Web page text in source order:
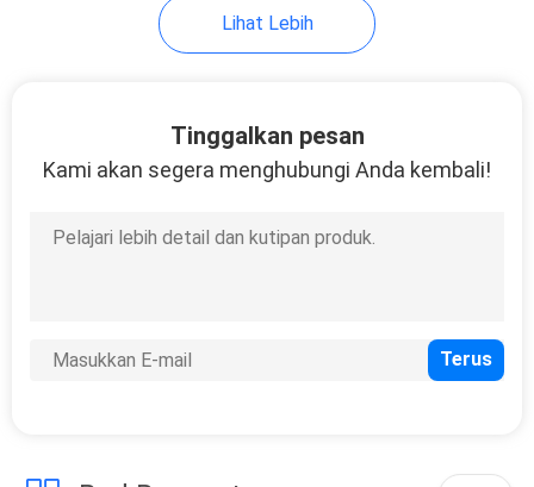
Instrumen Tripod
Lihat Lebih
Tinggalkan pesan
Kami akan segera menghubungi Anda kembali!